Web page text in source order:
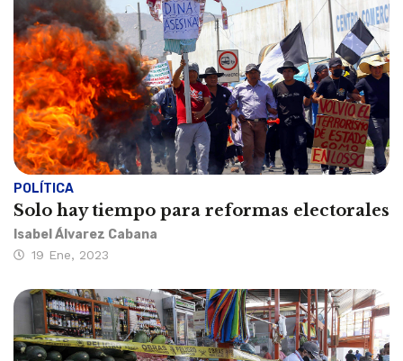
POLÍTICA
Solo hay tiempo para reformas electorales
Isabel Álvarez Cabana
19 Ene, 2023